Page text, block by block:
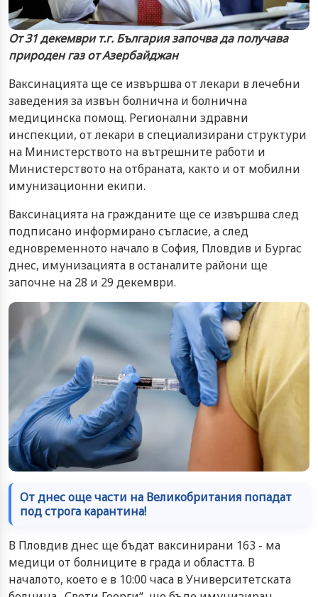
От 31 декември т.г. България започва да получава
природен газ от Азербайджан
Ваксинацията ще се извършва от лекари в лечебни
заведения за извън болнична и болнична
медицинска помощ. Регионални здравни
инспекции, от лекари в специализирани структури
на Министерството на вътрешните работи и
Министерството на отбраната, както и от мобилни
имунизационни екипи.
Ваксинацията на гражданите ще се извършва след
подписано информирано съгласие, а след
едновременното начало в София, Пловдив и Бургас
днес, имунизацията в останалите райони ще
започне на 28 и 29 декември.
От днес още части на Великобритания попадат
под строга карантина!
В Пловдив днес ще бъдат ваксинирани 163 - ма
медици от болниците в града и областта. В
началото, което е в 10:00 часа в Университетската